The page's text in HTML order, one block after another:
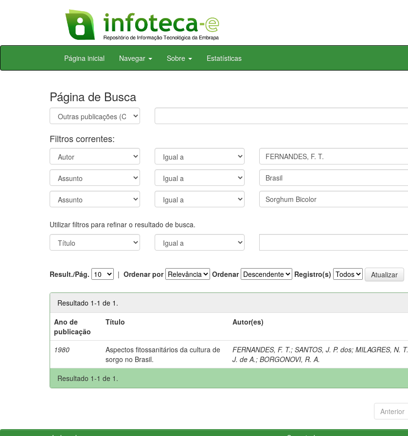
Skip
Página inicial Navegar Sobre Estatísticas
Página de Busca
Filtros correntes:
Utilizar filtros para refinar o resultado de busca.
Result./Pág. | Ordenar por Ordenar Registro(s)
Resultado 1-1 de 1.
Ano de
publicação
Título Autor(es)
1980
Aspectos fitossanitários da cultura de
sorgo no Brasil.
FERNANDES, F. T.;SANTOS, J. P. dos;MILAGRES, N. T.
J. de A.;BORGONOVI, R. A.
Resultado 1-1 de 1.
Anterior